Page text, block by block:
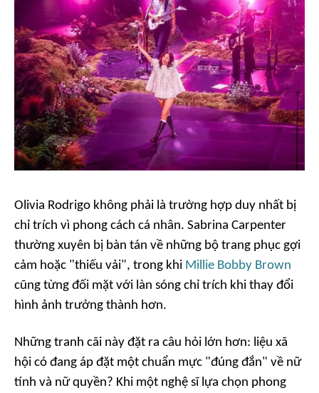
Olivia Rodrigo không phải là trường hợp duy nhất bị
chỉ trích vì phong cách cá nhân. Sabrina Carpenter
thường xuyên bị bàn tán về những bộ trang phục gợi
cảm hoặc "thiếu vải", trong khi Millie Bobby Brown
cũng từng đối mặt với làn sóng chỉ trích khi thay đổi
hình ảnh trưởng thành hơn.
Những tranh cãi này đặt ra câu hỏi lớn hơn: liệu xã
hội có đang áp đặt một chuẩn mực "đúng đắn" về nữ
tính và nữ quyền? Khi một nghệ sĩ lựa chọn phong